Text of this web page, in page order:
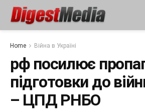
Home Війна в Україні
рф посилює
підготовки до
– ЦПД РНБО